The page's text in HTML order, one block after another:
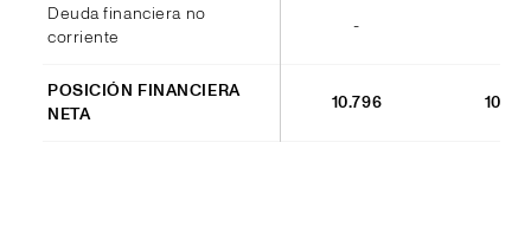
Deuda financiera no
corriente
-
POSICIÓN FINANCIERA
NETA
10.796